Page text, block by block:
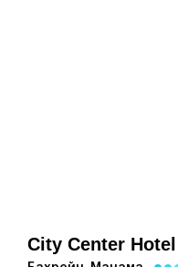
City Center Hotel